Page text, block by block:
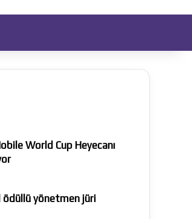
World Cup Heyecanı
ödüllü yönetmen jüri